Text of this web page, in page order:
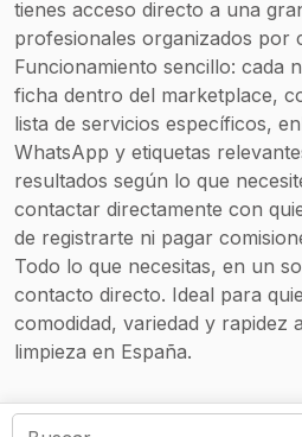
tienes acceso directo a una
profesionales organizados por
Funcionamiento sencillo: cada
ficha dentro del marketplace,
lista de servicios específicos,
WhatsApp y etiquetas
resultados según lo que
contactar directamente con
de registrarte ni pagar
Todo lo que necesitas, en un
contacto directo. Ideal para
comodidad, variedad y rapidez
limpieza en España.